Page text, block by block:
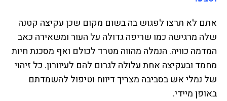
אתם לא תרצו לפגוש בה בשום מקום שכן עקיצה קטנה
שלה מרגישה כמו שריפה גדולה על העור ומשאירה כאב
המדמה כוויה. הנמלה מהווה מטרד לכולם ואף מסכנת חיות
מחמד ובעקיצה אחת עלולה לגרום להם לעיוורון. כל זיהוי
של נמלי אש בסביבה מצריך דיווח וטיפול להשמדתם
באופן מיידי.